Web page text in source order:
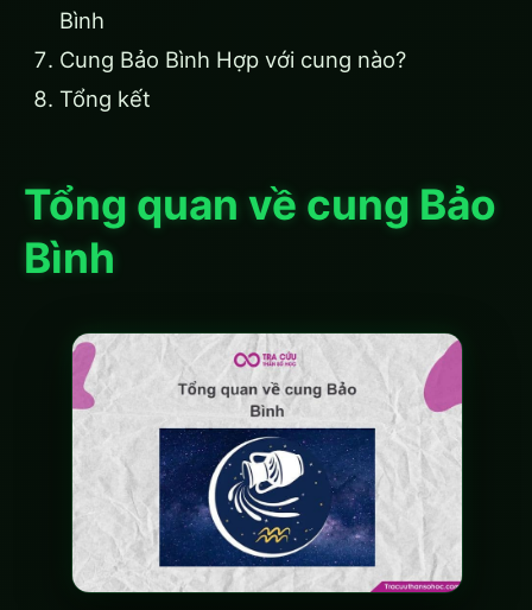
Bình
Cung Bảo Bình Hợp với cung nào?
Tổng kết
Tổng quan về cung Bảo
Bình